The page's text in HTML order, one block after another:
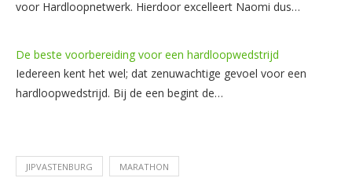
voor Hardloopnetwerk. Hierdoor excelleert Naomi dus…
De beste voorbereiding voor een hardloopwedstrijd
Iedereen kent het wel; dat zenuwachtige gevoel voor een
hardloopwedstrijd. Bij de een begint de…
JIPVASTENBURG MARATHON